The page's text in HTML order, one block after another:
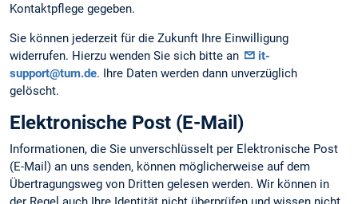
Kontaktpflege gegeben.
Sie können jederzeit für die Zukunft Ihre Einwilligung
widerrufen. Hierzu wenden Sie sich bitte an
it-
support@tum.de. Ihre Daten werden dann unverzüglich
gelöscht.
Elektronische Post (E-Mail)
Informationen, die Sie unverschlüsselt per Elektronische Post
(E-Mail) an uns senden, können möglicherweise auf dem
Übertragungsweg von Dritten gelesen werden. Wir können in